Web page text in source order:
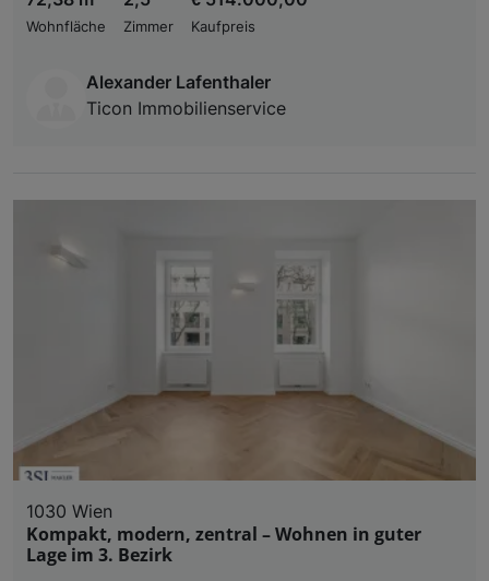
Wohnfläche
Zimmer Kaufpreis
Alexander Lafenthaler
Ticon Immobilienservice
1030 Wien
Kompakt, modern, zentral – Wohnen in guter
Lage im 3. Bezirk